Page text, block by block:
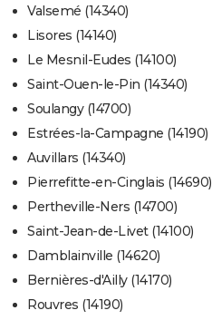
Valsemé (14340)
Lisores (14140)
Le Mesnil-Eudes (14100)
Saint-Ouen-le-Pin (14340)
Soulangy (14700)
Estrées-la-Campagne (14190)
Auvillars (14340)
Pierrefitte-en-Cinglais (14690)
Pertheville-Ners (14700)
Saint-Jean-de-Livet (14100)
Damblainville (14620)
Bernières-d'Ailly (14170)
Rouvres (14190)